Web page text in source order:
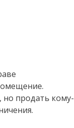
но продать кому-